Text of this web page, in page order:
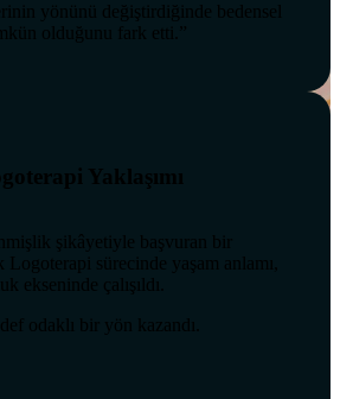
yönünü değiştirdiğinde bedensel
olduğunu fark etti.”
Yaklaşımı
şikâyetiyle başvuran bir
Logoterapi sürecinde yaşam anlamı,
ekseninde çalışıldı.
odaklı bir yön kazandı.